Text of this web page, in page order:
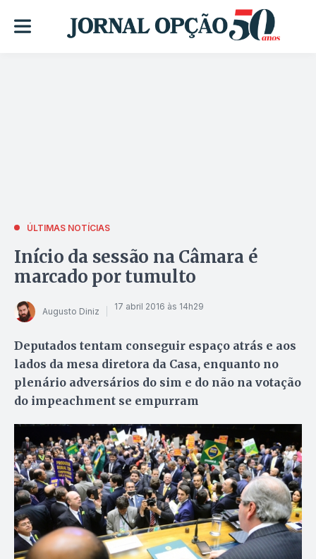
ÚLTIMAS NOTÍCIAS
Início da sessão na Câmara é
marcado por tumulto
Augusto Diniz 17 abril 2016 às 14h29
Deputados tentam conseguir espaço atrás e aos
lados da mesa diretora da Casa, enquanto no
plenário adversários do sim e do não na votação
do impeachment se empurram